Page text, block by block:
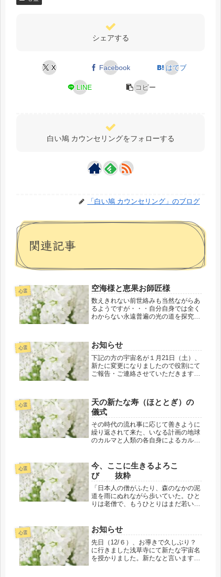
シェアする
X Facebook はてブ
LINE コピー
白い鳩 カウンセリングをフォローする
「白い鳩 カウンセリング」のブログ
関連記事
心霊 空海様と恵果お師匠様
数えきれない前世絡みも当然ながらあ
るようですが・・・自分自身では全く
わからない永遠普遍の光の道を探究＆
学徒のひとりとして気付かされたので
す。長くもあり短くもあり・・・霊媒
体質のマインド・ミデｲアムタイプと
いうこともあり無我夢中で
心霊 お知らせ
下記の方の宇宙名が１月21日（土）、
新たに変更になりましたので役割にて
ご報告・ご連絡させていただきます。
責 A.M サラ・ハート・ホワ
イト・鳳凰
心霊
天の新たな寿（ほととぎ）の
儀式
その時代の流れ事に応じて善きように
繰り返されて来た、いなる計画の地球
のカルマと人類の各自身によるカルマ
遠普遍の霊的真理の基本を当時、学ん
で教えてくださいました故桑原啓善先
生...
心霊
今、ここに生きるよろこ
び 抜粋
「日本人の僧がふたり、森のなかの泥
道を雨にぬれながら歩いていた。ひと
りは老僧で、もうひとりはまだ若い僧
さしかかると、そこには美しい女が途
方に暮れたようすでたたずんでいた。
事情...
心霊 お知らせ
先日（12/６）、お導きで久しぶり？
に行きました浅草寺にて新たな宇宙名
を授かりました。新たなと言います